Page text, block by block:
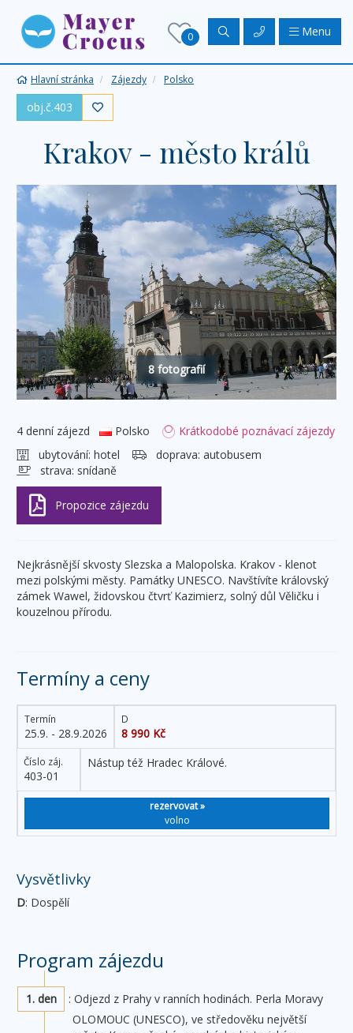
0 Menu
Hlavní stránka Zájezdy Polsko
obj.č.403 
Krakov - město králů
8 fotografií
4 denní zájezd Polsko
Krátkodobé poznávací zájezdy
ubytování: hotel doprava: autobusem
strava: snídaně
Nejkrásnější skvosty Slezska a Malopolska. Krakov - klenot
mezi polskými městy. Památky UNESCO. Navštívíte královský
zámek Wawel, židovskou čtvrť Kazimierz, solný důl Věličku i
kouzelnou přírodu.
Termíny a ceny
Číslo záj.
403-01
Termín
25.9. - 28.9.2026
D
8 990 Kč
Nástup též Hradec Králové.
rezervovat »
volno
Vysvětlivky
D: Dospělí
Program zájezdu
1. den
: Odjezd z Prahy v ranních hodinách. Perla Moravy
OLOMOUC (UNESCO), ve středověku největší